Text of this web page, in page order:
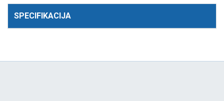
SPECIFIKACIJA